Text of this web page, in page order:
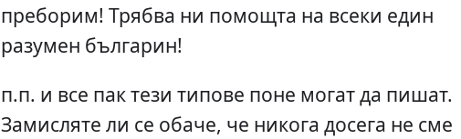
преборим! Трябва ни помощта на всеки един
разумен българин!
п.п. и все пак тези типове поне могат да пишат.
Замисляте ли се обаче, че никога досега не сме